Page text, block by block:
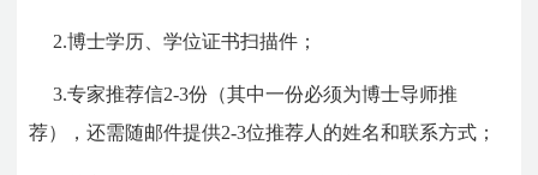
2.博士学历、学位证书扫描件；
3.专家推荐信2-3份（其中一份必须为博士导师推
荐），还需随邮件提供2-3位推荐人的姓名和联系方式；